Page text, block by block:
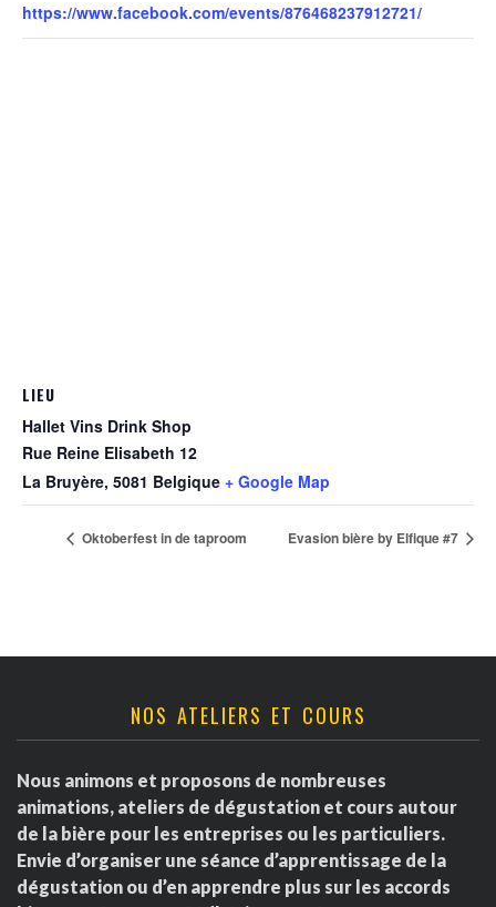
https://www.facebook.com/events/876468237912721/
LIEU
Hallet Vins Drink Shop
Rue Reine Elisabeth 12
La Bruyère, 5081 Belgique + Google Map
Oktoberfest in de taproom Evasion bière by Elfique #7
NOS ATELIERS ET COURS
Nous animons et proposons de nombreuses
animations, ateliers de dégustation et cours autour
de la bière pour les entreprises ou les particuliers.
Envie d’organiser une séance d’apprentissage de la
dégustation ou d’en apprendre plus sur les accords